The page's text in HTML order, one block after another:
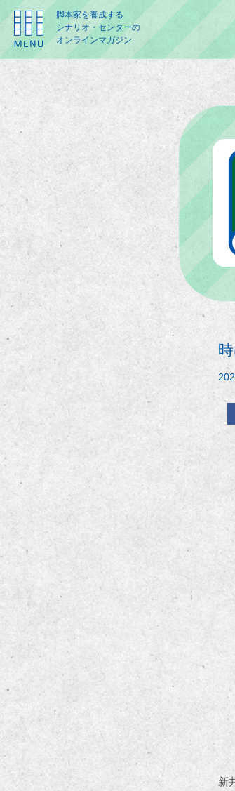
脚本家を養成する
シナリオ・センターの
オンラインマガジン
新